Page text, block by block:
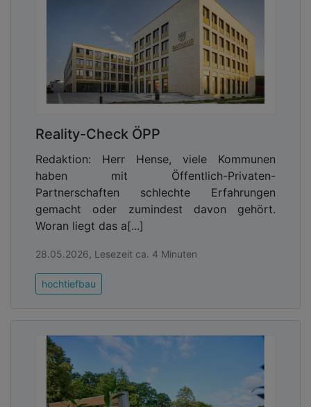
Reality-Check ÖPP
Redaktion: Herr Hense, viele Kommunen
haben mit Öffentlich-Privaten-
Partnerschaften schlechte Erfahrungen
gemacht oder zumindest davon gehört.
Woran liegt das a[...]
28.05.2026, Lesezeit ca. 4 Minuten
hochtiefbau